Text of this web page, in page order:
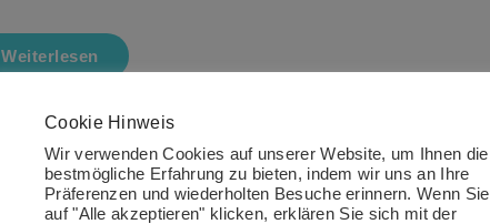
Weiterlesen
Cookie Hinweis
Wir verwenden Cookies auf unserer Website, um Ihnen die
bestmögliche Erfahrung zu bieten, indem wir uns an Ihre
Präferenzen und wiederholten Besuche erinnern. Wenn Sie
auf "Alle akzeptieren" klicken, erklären Sie sich mit der